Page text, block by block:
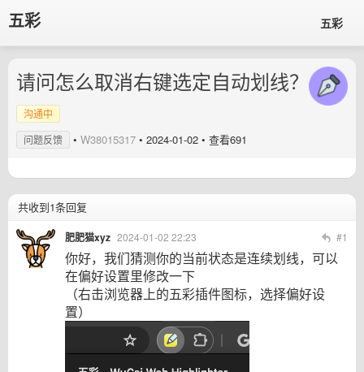
五彩 五彩
请问怎么取消右键选定自动划线？
沟通中
问题反馈
• W38015317 • 2024-01-02 • 查看691
共收到1条回复
肥肥猫xyz 2024-01-02 22:23 #1
你好，我们猜测你的当前状态是连续划线，可以
在偏好设置里修改一下
（右击浏览器上的五彩插件图标，选择偏好设
置）